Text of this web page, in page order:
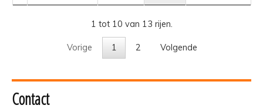
1 tot 10 van 13 rijen.
Vorige 1 2 Volgende
Contact